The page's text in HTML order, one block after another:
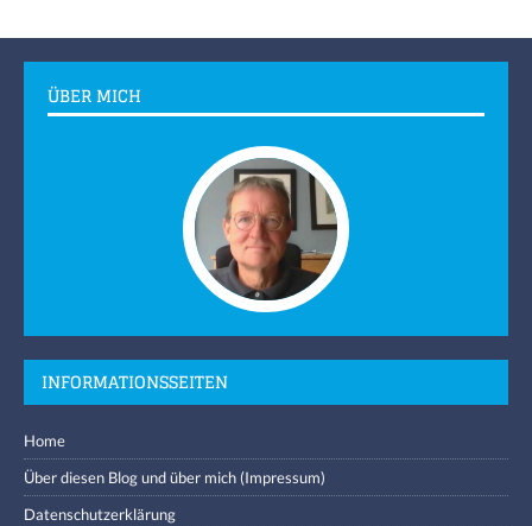
ÜBER MICH
INFORMATIONSSEITEN
Home
Über diesen Blog und über mich (Impressum)
Datenschutzerklärung